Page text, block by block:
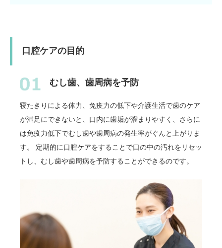
口腔ケアの目的
むし歯、歯周病を予防
寝たきりによる体力、免疫力の低下や介護生活で歯のケア
が満足にできないと、口内に歯垢が溜まりやすく、さらに
は免疫力低下でむし歯や歯周病の発生率がぐんと上がりま
す。 定期的に口腔ケアをすることで口の中の汚れをリセッ
トし、むし歯や歯周病を予防することができるのです。